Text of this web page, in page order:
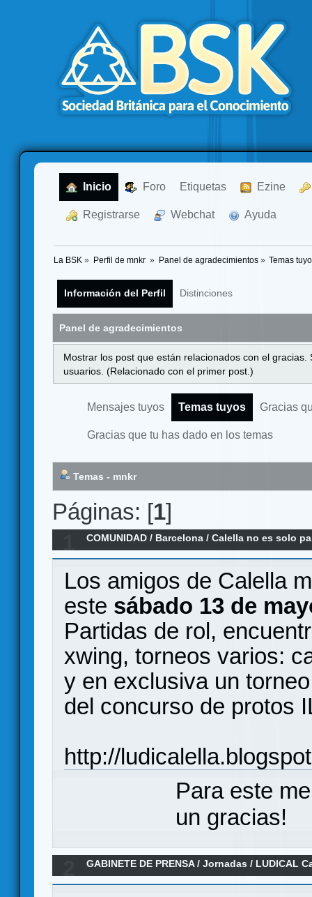
Inicio Foro Etiquetas Ezine
Registrarse Webchat Ayuda
La BSK » Perfil de mnkr » Panel de agradecimientos» Temas
Información del Perfil Distinciones
Panel de agradecimientos
Mostrar los post que están relacionados con el
usuarios. (Relacionado con el primer post.)
Mensajes tuyos Temas tuyos Gracias
Gracias que tu has dado en los temas
Temas - mnkr
Páginas: [1]
COMUNIDAD / Barcelona /Calella no es solo
Los amigos de Calella
este sábado 13 de
Partidas de rol,
xwing, torneos varios:
y en exclusiva un
del concurso de protos
http://
Para este
un gracias!
GABINETE DE PRENSA/Jornadas / LUDICAL